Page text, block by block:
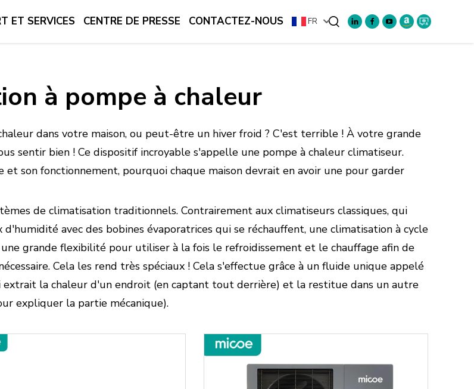
ET SERVICES CENTRE DE PRESSE CONTACTEZ-NOUS FR
à pompe à chaleur
dans votre maison, ou peut-être un hiver froid ? C'est terrible ! À votre grande
sentir bien ! Ce dispositif incroyable s'appelle une pompe à chaleur climatiseur.
son fonctionnement, pourquoi chaque maison devrait en avoir une pour garder
de climatisation traditionnels. Contrairement aux climatiseurs classiques, qui
avec des bobines évaporatrices qui se réchauffent, une climatisation à cycle
grande flexibilité pour utiliser à la fois le refroidissement et le chauffage afin de
Cela les rend très spéciaux ! Cela s'effectue grâce à un fluide unique appelé
la chaleur d'un endroit (en captant tout derrière) et la restitue dans un autre
expliquer la partie mécanique).